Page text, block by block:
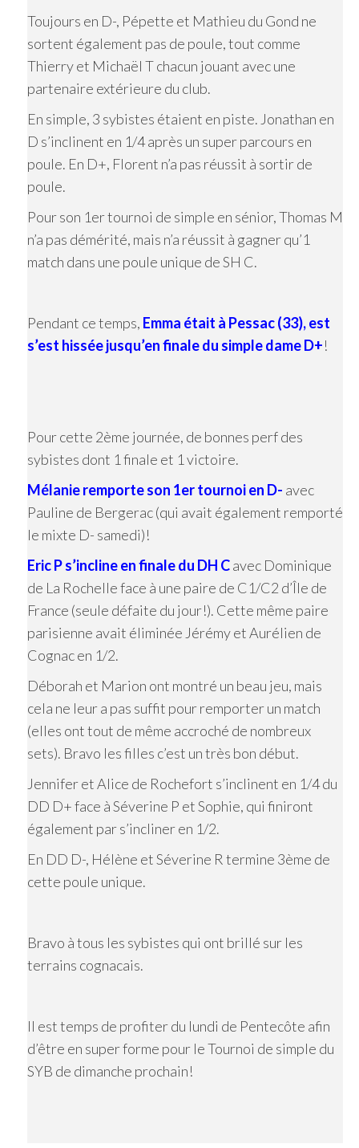
Toujours en D-, Pépette et Mathieu du Gond ne
sortent également pas de poule, tout comme
Thierry et Michaël T chacun jouant avec une
partenaire extérieure du club.
En simple, 3 sybistes étaient en piste. Jonathan en
D s’inclinent en 1/4 après un super parcours en
poule. En D+, Florent n’a pas réussit à sortir de
poule.
Pour son 1er tournoi de simple en sénior, Thomas M
n’a pas démérité, mais n’a réussit à gagner qu’1
match dans une poule unique de SH C.
Pendant ce temps, Emma était à Pessac (33), est
s’est hissée jusqu’en finale du simple dame D+!
Pour cette 2ème journée, de bonnes perf des
sybistes dont 1 finale et 1 victoire.
Mélanie remporte son 1er tournoi en D- avec
Pauline de Bergerac (qui avait également remporté
le mixte D- samedi)!
Eric P s’incline en finale du DH Cavec Dominique
de La Rochelle face à une paire de C1/C2 d’Île de
France (seule défaite du jour!). Cette même paire
parisienne avait éliminée Jérémy et Aurélien de
Cognac en 1/2.
Déborah et Marion ont montré un beau jeu, mais
cela ne leur a pas suffit pour remporter un match
(elles ont tout de même accroché de nombreux
sets). Bravo les filles c’est un très bon début.
Jennifer et Alice de Rochefort s’inclinent en 1/4 du
DD D+ face à Séverine P et Sophie, qui finiront
également par s’incliner en 1/2.
En DD D-, Hélène et Séverine R termine 3ème de
cette poule unique.
Bravo à tous les sybistes qui ont brillé sur les
terrains cognacais.
Il est temps de profiter du lundi de Pentecôte afin
d’être en super forme pour le Tournoi de simple du
SYB de dimanche prochain!